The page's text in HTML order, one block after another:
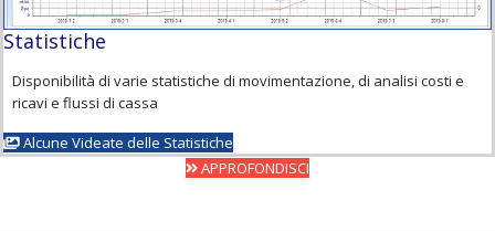
Statistiche
Disponibilità di varie statistiche di movimentazione, di analisi costi e
ricavi e flussi di cassa
Alcune Videate delle Statistiche
APPROFONDISCI